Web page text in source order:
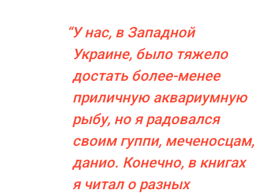
У нас, в Западной
Украине, было тяжело
достать более-менее
приличную аквариумную
рыбу, но я радовался
своим гуппи, меченосцам,
данио. Конечно, в книгах
я читал о разных